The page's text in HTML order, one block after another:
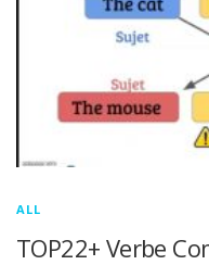
ALL
TOP22+ Verbe